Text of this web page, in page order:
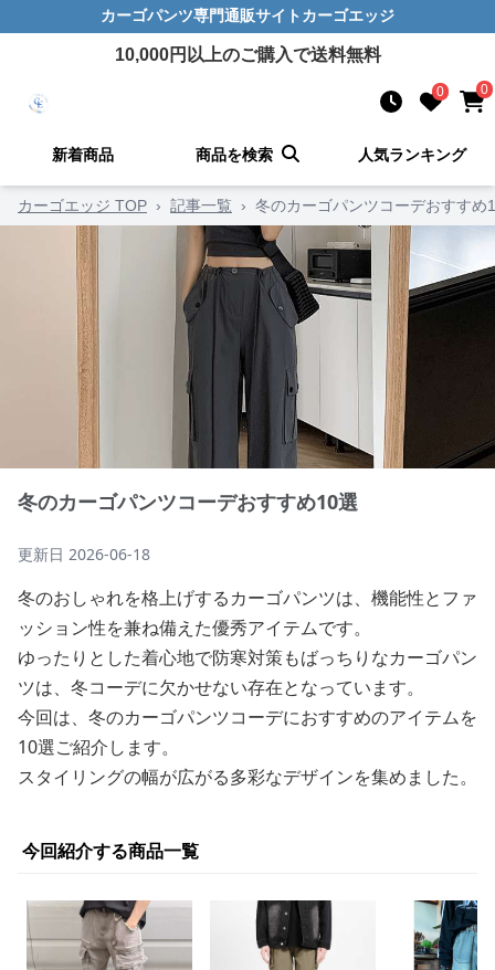
カーゴパンツ専門通販サイト カーゴエッジ
10,000円以上のご購入で送料無料
0 0
新着商品 商品を検索 人気ランキング
カーゴエッジ TOP › 記事一覧 › 冬のカーゴパンツコーデおすすめ
冬のカーゴパンツコーデおすすめ10選
更新日 2026-06-18
冬のおしゃれを格上げするカーゴパンツは、機能性とファ
ッション性を兼ね備えた優秀アイテムです。
ゆったりとした着心地で防寒対策もばっちりなカーゴパン
ツは、冬コーデに欠かせない存在となっています。
今回は、冬のカーゴパンツコーデにおすすめのアイテムを
10選ご紹介します。
スタイリングの幅が広がる多彩なデザインを集めました。
今回紹介する商品一覧